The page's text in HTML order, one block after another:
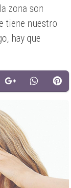
zona son
tiene nuestro
hay que